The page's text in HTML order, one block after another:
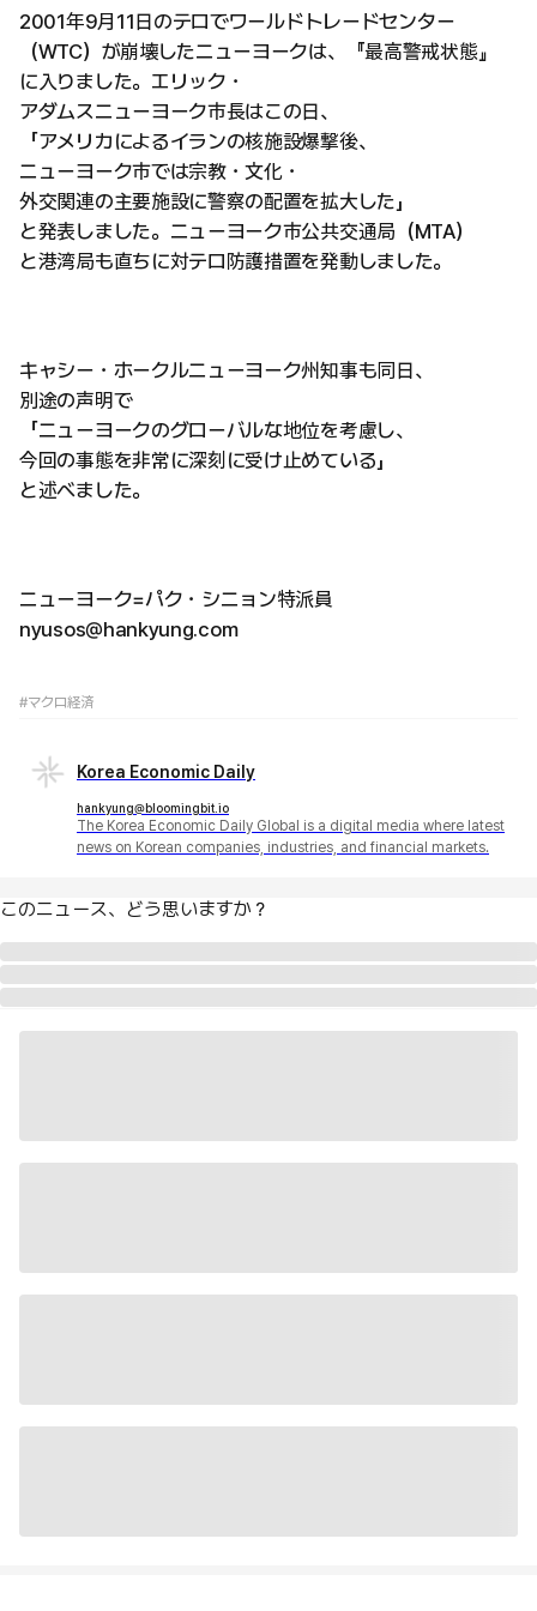
2001年9月11日のテロでワールドトレードセンター
（WTC）が崩壊したニューヨークは、『最高警戒状態』
に入りました。エリック・
アダムスニューヨーク市長はこの日、
「アメリカによるイランの核施設爆撃後、
ニューヨーク市では宗教・文化・
外交関連の主要施設に警察の配置を拡大した」
と発表しました。ニューヨーク市公共交通局（MTA）
と港湾局も直ちに対テロ防護措置を発動しました。
キャシー・ホークルニューヨーク州知事も同日、
別途の声明で
「ニューヨークのグローバルな地位を考慮し、
今回の事態を非常に深刻に受け止めている」
と述べました。
ニューヨーク=パク・シニョン特派員
nyusos@hankyung.com
#マクロ経済
Korea Economic Daily
hankyung@bloomingbit.io
The Korea Economic Daily Global is a digital media where latest
news on Korean companies, industries, and financial markets.
このニュース、どう思いますか？